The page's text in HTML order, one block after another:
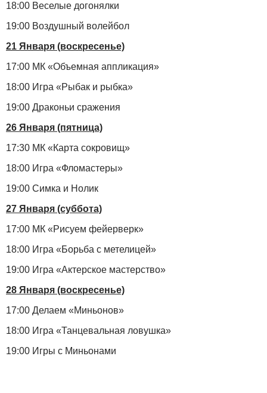
18:00 Веселые догонялки
19:00 Воздушный волейбол
21 Января (воскресенье)
17:00 МК «Объемная аппликация»
18:00 Игра «Рыбак и рыбка»
19:00 Драконьи сражения
26 Января (пятница)
17:30 МК «Карта сокровищ»
18:00 Игра «Фломастеры»
19:00 Симка и Нолик
27 Января (суббота)
17:00 МК «Рисуем фейерверк»
18:00 Игра «Борьба с метелицей»
19:00 Игра «Актерское мастерство»
28 Января (воскресенье)
17:00 Делаем «Миньонов»
18:00 Игра «Танцевальная ловушка»
19:00 Игры с Миньонами